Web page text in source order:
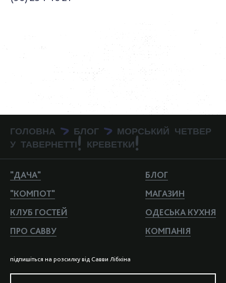
ГОЛОВНА > БЛОГ > МОРСЬКИЙ ЧЕТВЕР
У ТАВЕРНЕТТІ! КРЕВЕТКИ!
"ДАЧА"
"КОМПОТ"
КЛУБ ГОСТЕЙ
ПРО САВВУ
БЛОГ
МАГАЗИН
ОДЕСЬКА КУХНЯ
КОМПАНIЯ
пiдпишiться на розсилку вiд Савви Лiбкiна